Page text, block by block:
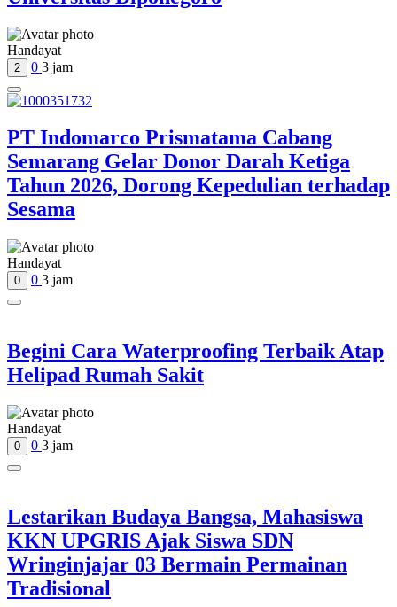
Handayat
2 0 3 jam
PT Indomarco Prismatama Cabang
Semarang Gelar Donor Darah Ketiga
Tahun 2026, Dorong Kepedulian terhadap
Sesama
Handayat
0 0 3 jam
Begini Cara Waterproofing Terbaik Atap
Helipad Rumah Sakit
Handayat
0 0 3 jam
Lestarikan Budaya Bangsa, Mahasiswa
KKN UPGRIS Ajak Siswa SDN
Wringinjajar 03 Bermain Permainan
Tradisional